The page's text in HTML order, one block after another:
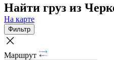
Найти груз из
На карте
Фильтр
Маршрут